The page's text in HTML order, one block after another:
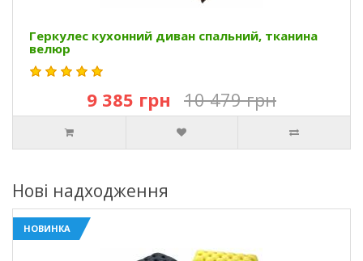
Геркулес кухонний диван спальний, тканина
велюр
9 385 грн 10 479 грн
Нові надходження
НОВИНКА